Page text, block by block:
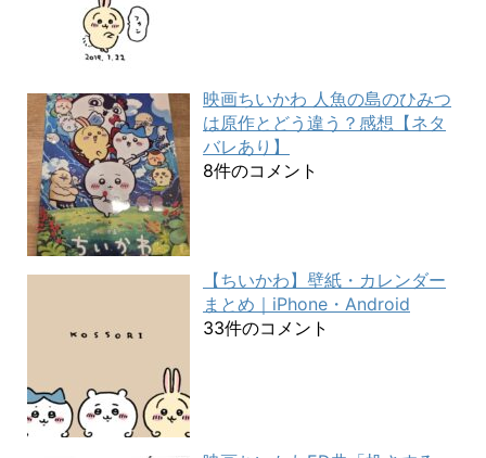
映画ちいかわ 人魚の島のひみつ
は原作とどう違う？感想【ネタ
バレあり】
8件のコメント
【ちいかわ】壁紙・カレンダー
まとめ｜iPhone・Android
33件のコメント